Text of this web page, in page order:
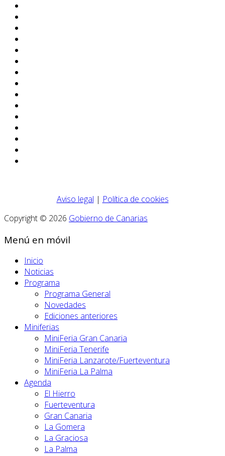
Aviso legal | Política de cookies
Copyright © 2026 Gobierno de Canarias
Menú en móvil
Inicio
Noticias
Programa
Programa General
Novedades
Ediciones anteriores
Miniferias
MiniFeria Gran Canaria
MiniFeria Tenerife
MiniFeria Lanzarote/Fuerteventura
MiniFeria La Palma
Agenda
El Hierro
Fuerteventura
Gran Canaria
La Gomera
La Graciosa
La Palma